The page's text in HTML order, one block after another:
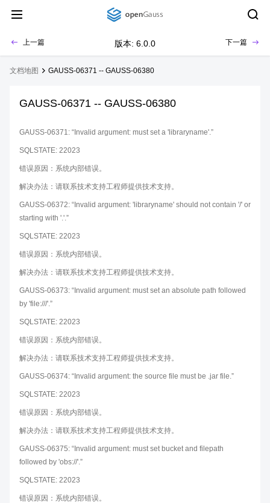
上一篇 版本: 6.0.0 下一篇
文档地图 GAUSS-06371 -- GAUSS-06380
GAUSS-06371 -- GAUSS-06380
GAUSS-06371: “Invalid argument: must set a 'libraryname'.”
SQLSTATE: 22023
错误原因：系统内部错误。
解决办法：请联系技术支持工程师提供技术支持。
GAUSS-06372: “Invalid argument: 'libraryname' should not contain '/' or
starting with '.'.”
SQLSTATE: 22023
错误原因：系统内部错误。
解决办法：请联系技术支持工程师提供技术支持。
GAUSS-06373: “Invalid argument: must set an absolute path followed
by 'file:///'.”
SQLSTATE: 22023
错误原因：系统内部错误。
解决办法：请联系技术支持工程师提供技术支持。
GAUSS-06374: “Invalid argument: the source file must be .jar file.”
SQLSTATE: 22023
错误原因：系统内部错误。
解决办法：请联系技术支持工程师提供技术支持。
GAUSS-06375: “Invalid argument: must set bucket and filepath
followed by 'obs://'.”
SQLSTATE: 22023
错误原因：系统内部错误。